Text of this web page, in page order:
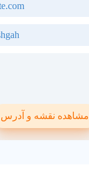
مشاهده نقشه و آدرس